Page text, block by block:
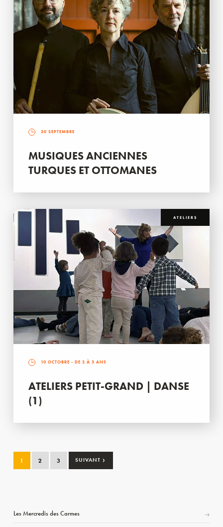
30 SEPTEMBRE
MUSIQUES ANCIENNES
TURQUES ET OTTOMANES
ATELIERS
10 OCTOBRE - DE 2 À 3 ANS
ATELIERS PETIT-GRAND | DANSE
(1)
1 2 3 SUIVANT ›
Les Mercredis des Carmes